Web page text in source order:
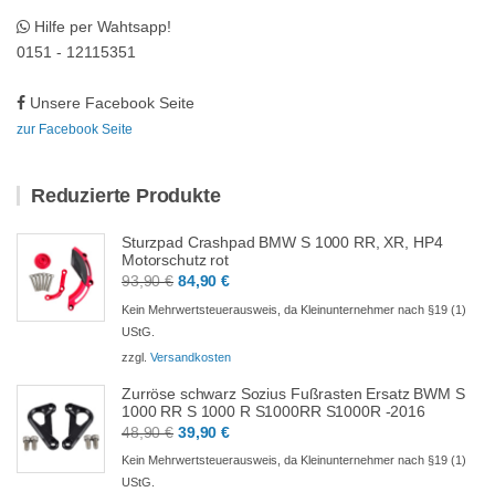
Hilfe per Wahtsapp!
0151 - 12115351
Unsere Facebook Seite
zur Facebook Seite
Reduzierte Produkte
Sturzpad Crashpad BMW S 1000 RR, XR, HP4
Motorschutz rot
93,90€ Ursprünglicher
Preis
93,90 €
84,90€Aktueller
Preis
84,90 €.
Kein Mehrwertsteuerausweis, da Kleinunternehmer nach §19 (1)
UStG.
zzgl. Versandkosten
Zurröse schwarz Sozius Fußrasten Ersatz BWM S
1000 RR S 1000 R S1000RR S1000R -2016
48,90€ Ursprünglicher
Preis
39,90€Aktueller
Preis
Kein Mehrwertsteuerausweis, da Kleinunternehmer nach §19 (1)
UStG.